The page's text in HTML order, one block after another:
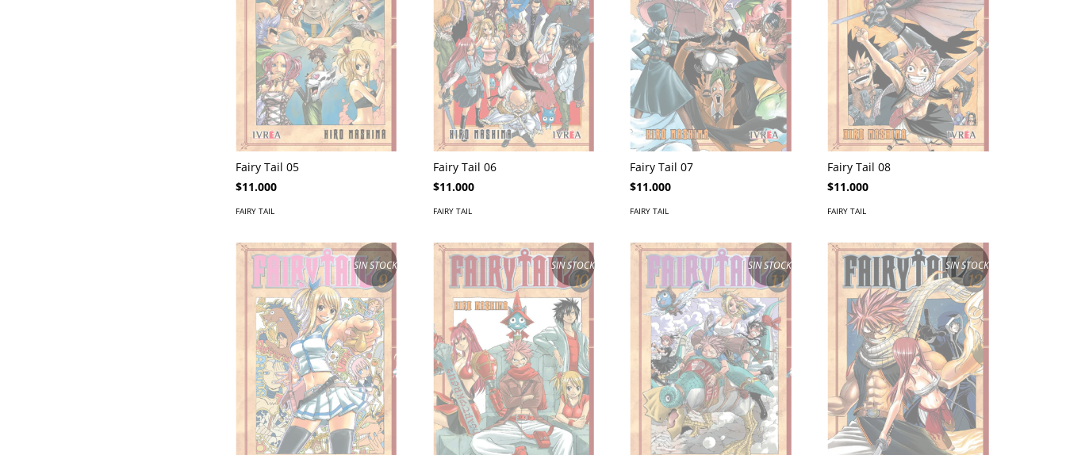
Fairy Tail 05
$11.000
FAIRY TAIL
Fairy Tail 06
$11.000
FAIRY TAIL
Fairy Tail 07
$11.000
FAIRY TAIL
Fairy Tail 08
$11.000
FAIRY TAIL
SIN STOCK SIN STOCK SIN STOCK SIN STOCK